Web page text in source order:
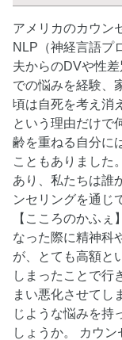
アメリカのカウン
NLP（神経言語プ
夫からのDVや性
での悩みを経験、
頃は自死を考え消
という理由だけで
齢を重ねる自分に
こともありました
あり、私たちは誰
ンセリングを通じ
【こころのかふ
なった際に精神科
が、とても高額と
しまったことで行
まい悪化させてし
じような悩みを持
しょうか。 カウ